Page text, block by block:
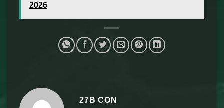
2026
27B CON